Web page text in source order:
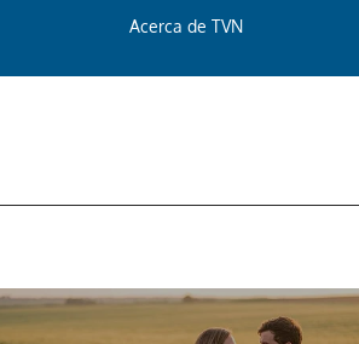
Acerca de TVN